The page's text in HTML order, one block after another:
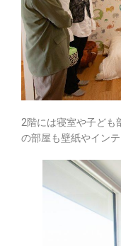
2階には寝室や子ども
の部屋も壁紙やイン